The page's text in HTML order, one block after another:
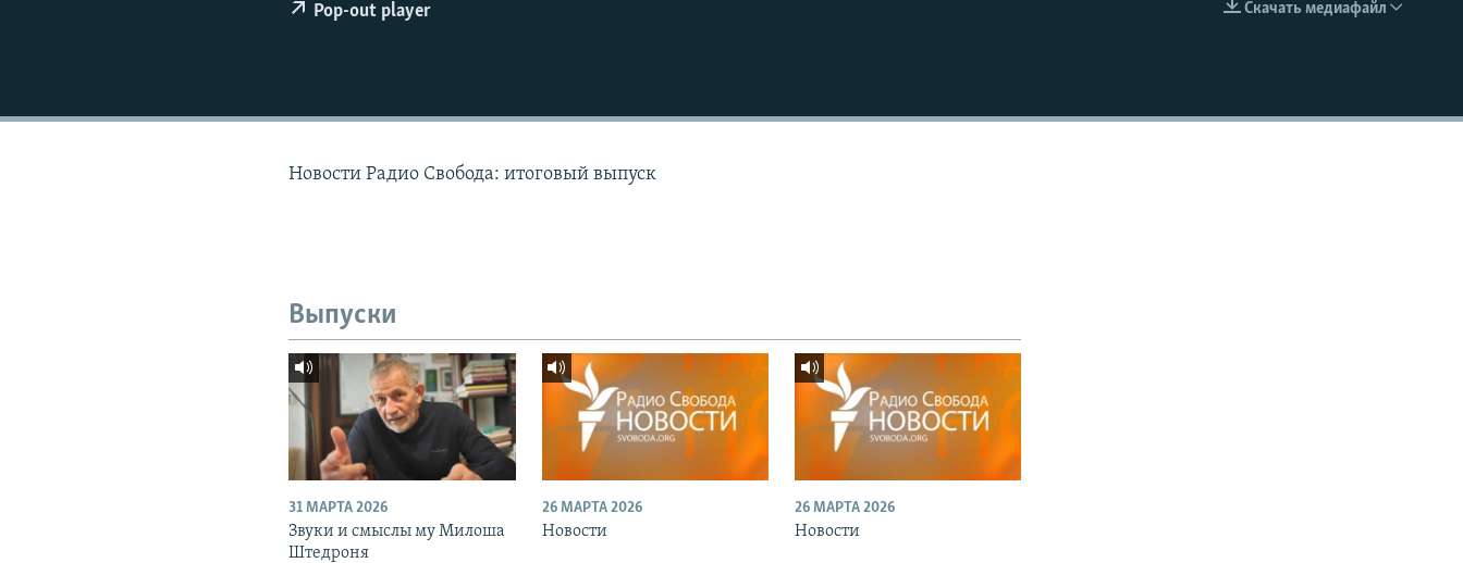
EMBED
Скачать медиафайл
Pop-out player
Новости Радио Свобода: итоговый выпуск
Выпуски
31 МАРТА 2026
Звуки и смыслы му Милоша
Штедроня
26 МАРТА 2026
Новости
26 МАРТА 2026
Новости